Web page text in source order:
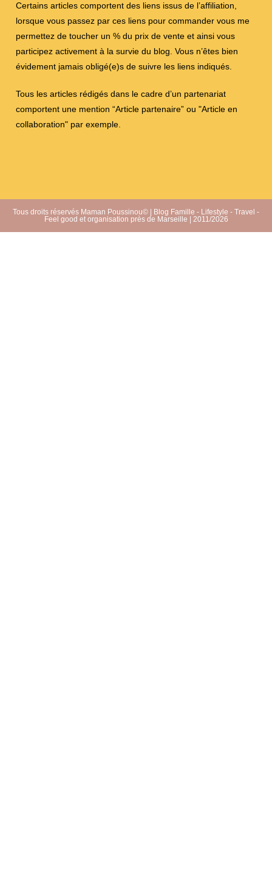
Certains articles comportent des liens issus de l’affiliation,
lorsque vous passez par ces liens pour commander vous me
permettez de toucher un % du prix de vente et ainsi vous
participez activement à la survie du blog. Vous n’êtes bien
évidement jamais obligé(e)s de suivre les liens indiqués.
Tous les articles rédigés dans le cadre d’un partenariat
comportent une mention “Article partenaire” ou "Article en
collaboration" par exemple.
Tous droits réservés Maman Poussinou© | Blog Famille - Lifestyle - Travel -
Feel good et organisation près de Marseille | 2011/2026